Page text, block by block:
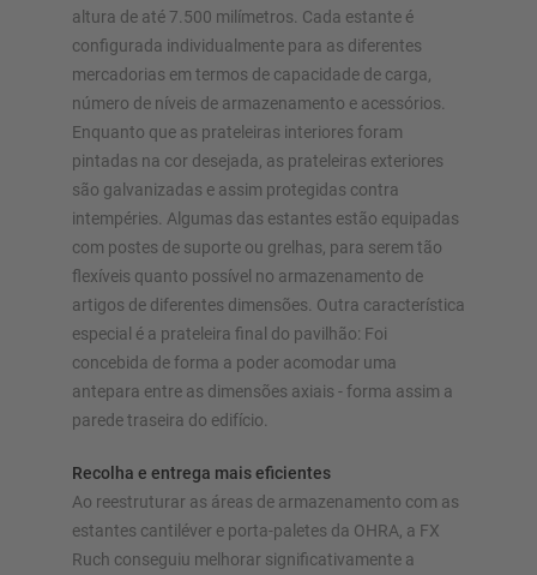
altura de até 7.500 milímetros. Cada estante é
configurada individualmente para as diferentes
mercadorias em termos de capacidade de carga,
número de níveis de armazenamento e acessórios.
Enquanto que as prateleiras interiores foram
pintadas na cor desejada, as prateleiras exteriores
são galvanizadas e assim protegidas contra
intempéries. Algumas das estantes estão equipadas
com postes de suporte ou grelhas, para serem tão
flexíveis quanto possível no armazenamento de
artigos de diferentes dimensões. Outra característica
especial é a prateleira final do pavilhão: Foi
concebida de forma a poder acomodar uma
antepara entre as dimensões axiais - forma assim a
parede traseira do edifício.
Recolha e entrega mais eficientes
Ao reestruturar as áreas de armazenamento com as
estantes cantiléver e porta-paletes da OHRA, a FX
Ruch conseguiu melhorar significativamente a